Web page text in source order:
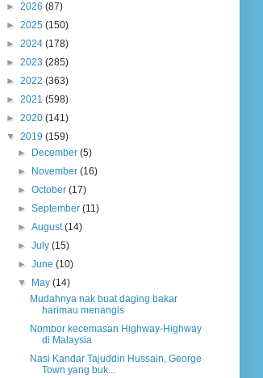
► 2026 (87)
► 2025 (150)
► 2024 (178)
► 2023 (285)
► 2022 (363)
► 2021 (598)
► 2020 (141)
▼ 2019 (159)
►
December(5)
►
November(16)
►October(17)
►September(11)
►August(14)
►July(15)
►June(10)
▼
May(14)
Mudahnya nak buat daging bakar
harimau menangis
Nombor kecemasan Highway-Highway
di Malaysia
Nasi Kandar Tajuddin Hussain, George
Town yang buk...